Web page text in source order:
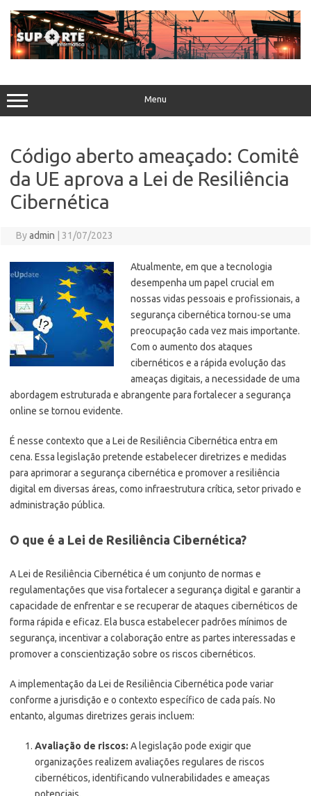
content
Menu
Código aberto ameaçado: Comitê
da UE aprova a Lei de Resiliência
Cibernética
Byadmin 31/07/2023
Atualmente, em que a tecnologia
desempenha um papel crucial em
nossas vidas pessoais e profissionais, a
segurança cibernética tornou-se uma
preocupação cada vez mais importante.
Com o aumento dos ataques
cibernéticos e a rápida evolução das
ameaças digitais, a necessidade de uma
abordagem estruturada e abrangente para fortalecer a segurança
online se tornou evidente.
É nesse contexto que a Lei de Resiliência Cibernética entra em
cena. Essa legislação pretende estabelecer diretrizes e medidas
para aprimorar a segurança cibernética e promover a resiliência
digital em diversas áreas, como infraestrutura crítica, setor privado e
administração pública.
O que é a Lei de Resiliência Cibernética?
A Lei de Resiliência Cibernética é um conjunto de normas e
regulamentações que visa fortalecer a segurança digital e garantir a
capacidade de enfrentar e se recuperar de ataques cibernéticos de
forma rápida e eficaz. Ela busca estabelecer padrões mínimos de
segurança, incentivar a colaboração entre as partes interessadas e
promover a conscientização sobre os riscos cibernéticos.
A implementação da Lei de Resiliência Cibernética pode variar
conforme a jurisdição e o contexto específico de cada país. No
entanto, algumas diretrizes gerais incluem:
Avaliação de riscos: A legislação pode exigir que
organizações realizem avaliações regulares de riscos
cibernéticos, identificando vulnerabilidades e ameaças